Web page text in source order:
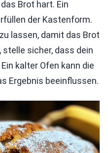
Brot hart. Ein
der Kastenform.
lassen, damit das Brot
stelle sicher, dass dein
kalter Ofen kann die
Ergebnis beeinflussen.